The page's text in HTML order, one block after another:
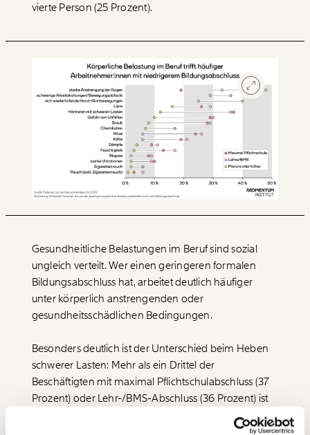
Veränderung
beginnt mit Dir!
WerdeFördermitglied und wir können gemeinsam
unsere Wirtschaft so gestalten, dass sie für alle
funktioniert. Unsere Recherchen sind für alle frei im
Netz. Unabhängig und werbefrei. Und das wird auch
unterstütze uns mit Deinem Mitgliedsbeitrag.
Du überweist lieber direkt?
Hier unsere IBAN: AT34 4300 0498 0007 6017
Fragen und Antworten.
Immer auf dem
vierte Person (25 Prozent).
Gesundheitliche Belastungen im Beruf sind sozial
ungleich verteilt. Wer einen geringeren formalen
Bildungsabschluss hat, arbeitet deutlich häufiger
unter körperlich anstrengenden oder
gesundheitsschädlichen Bedingungen.
Besonders deutlich ist der Unterschied beim Heben
schwerer Lasten: Mehr als ein Drittel der
Beschäftigten mit maximal Pflichtschulabschluss (37
Prozent) oder Lehr-/BMS-Abschluss (36 Prozent) ist
davon betroffen – gegenüber nur 12 Prozent bei